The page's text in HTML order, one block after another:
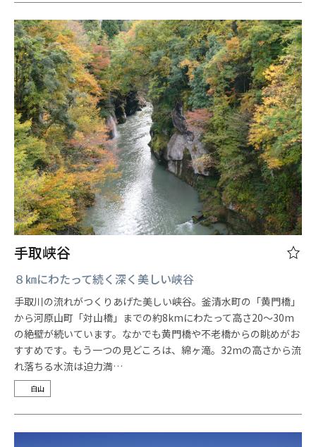
手取峡谷
８㎞にわたって続く深く美しい峡谷
手取川の流れがつくりあげた美しい峡谷。釜清水町の「黄門橋」
から河原山町「対山橋」までの約8kmにわたって高さ20～30m
の絶壁が続いています。なかでも黄門橋や不老橋からの眺めがお
すすめです。もう一つの見どころは、綿ヶ滝。32mの高さから流
れ落ちる水流は迫力満…
白山